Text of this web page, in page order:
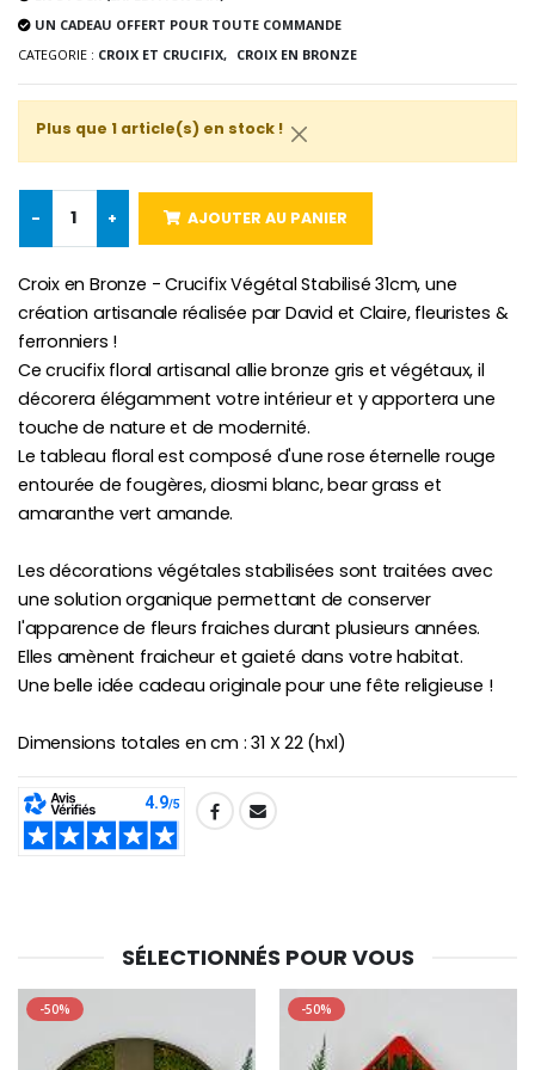
-25%
Lot de 20 Bougies de Neuvaine Blanches
€78.00 €58.50
€9.90
€4.90 €23.00
UN CADEAU OFFERT POUR TOUTE COMMANDE
CATEGORIE : CROIX ET CRUCIFIX, CROIX EN BRONZE
Plus que 1 article(s) en stock !
- + AJOUTER AU PANIER
Croix en Bronze - Crucifix Végétal Stabilisé 31cm, une
création artisanale réalisée par David et Claire, fleuristes &
ferronniers !
Ce crucifix floral artisanal allie bronze gris et végétaux, il
décorera élégamment votre intérieur et y apportera une
touche de nature et de modernité.
Le tableau floral est composé d'une rose éternelle rouge
entourée de fougères, diosmi blanc, bear grass et
amaranthe vert amande.
Les décorations végétales stabilisées sont traitées avec
une solution organique permettant de conserver
l'apparence de fleurs fraiches durant plusieurs années.
Elles amènent fraicheur et gaieté dans votre habitat.
Une belle idée cadeau originale pour une fête religieuse !
Dimensions totales en cm : 31 X 22 (hxl)
SHARE:
SÉLECTIONNÉS POUR VOUS
-50% -50%